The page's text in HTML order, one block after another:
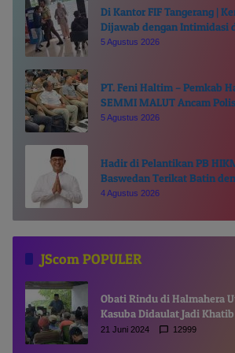
Di Kantor FIF Tangerang |
Dijawab dengan Intimidasi
5 Agustus 2026
PT. Feni Haltim – Pemkab
SEMMI MALUT Ancam
Chairul Richfat
5 Agustus 2026
Hadir di Pelantikan PB
Baswedan Terikat Batin
Kie Raha
4 Agustus 2026
JScom POPULER
Obati Rindu di Halmahera
Kasuba Didaulat Jadi
Gamsungi
21 Juni 2024 12999